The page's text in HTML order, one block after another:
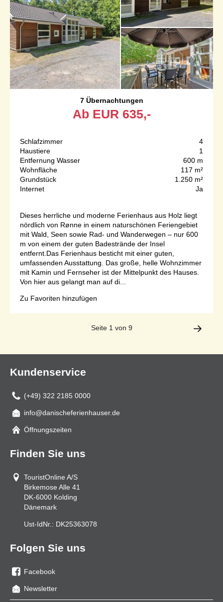
7 Übernachtungen
Ab EUR 635,-
Schlafzimmer
4
Haustiere
1
Entfernung Wasser
600 m
Wohnfläche
117 m²
Grundstück
1.250 m²
Internet
Ja
Dieses herrliche und moderne Ferienhaus aus Holz liegt
nördlich von Rønne in einem naturschönen Feriengebiet
mit Wald, Seen sowie Rad- und Wanderwegen – nur 600
m von einem der guten Badestrände der Insel
entfernt.Das Ferienhaus besticht mit einer guten,
umfassenden Ausstattung. Das große, helle Wohnzimmer
mit Kamin und Fernseher ist der Mittelpunkt des Hauses.
Von hier aus gelangt man auf di...
Zu Favoriten hinzufügen
Seite 1 von 9
Kundenservice
(+49) 322 2185 0000
Mail
info@danischeferienhauser.de
Öffnungszeiten
Finden Sie uns
TouristOnline A/S
Birkemose Alle 41
DK-6000 Kolding
Dänemark
Ust-IdNr.: DK25363078
Folgen Sie uns
Sie
uns
Facebook
Newsletter